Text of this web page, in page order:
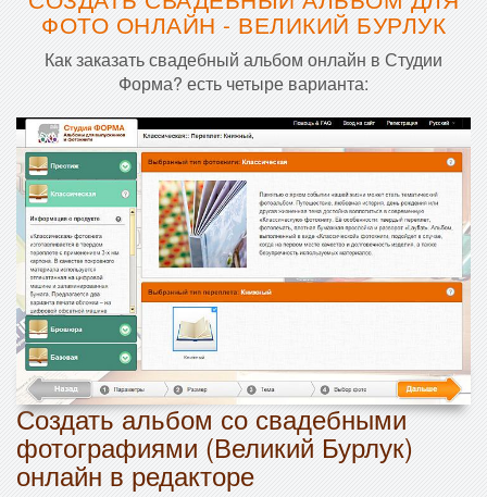
ФОТО ОНЛАЙН - ВЕЛИКИЙ БУРЛУК
Как заказать свадебный альбом онлайн в Студии
Форма? есть четыре варианта:
Создать альбом со свадебными
фотографиями (Великий Бурлук)
онлайн в редакторе